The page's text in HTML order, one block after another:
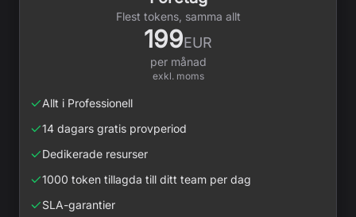
Flest tokens, samma allt
199EUR
per månad
exkl. moms
Allt i Professionell
14 dagars gratis provperiod
Dedikerade resurser
1000 token tillagda till ditt team per dag
SLA-garantier